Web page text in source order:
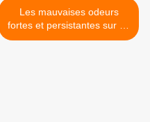
Les mauvaises odeurs
fortes et persistantes sur un
vêtement, un linge etc